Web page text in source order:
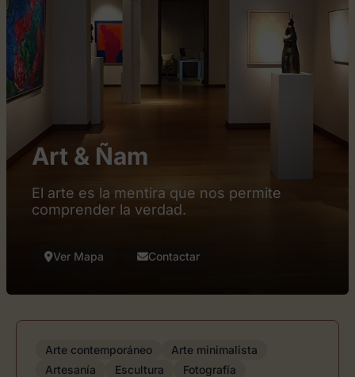
Art & Ñam
El arte es la mentira que nos permite
comprender la verdad.
Ver Mapa Contactar
Arte contemporáneo
Arte minimalista
Artesanía
Escultura Fotografía